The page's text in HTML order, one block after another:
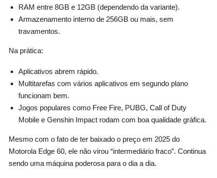
RAM entre 8GB e 12GB (dependendo da variante).
Armazenamento interno de 256GB ou mais, sem
travamentos.
Na prática:
Aplicativos abrem rápido.
Multitarefas com vários aplicativos em segundo plano
funcionam bem.
Jogos populares como Free Fire, PUBG, Call of Duty
Mobile e Genshin Impact rodam com boa qualidade gráfica.
Mesmo com o fato de ter baixado o preço em 2025 do
Motorola Edge 60, ele não virou “intermediário fraco”. Continua
sendo uma máquina poderosa para o dia a dia.